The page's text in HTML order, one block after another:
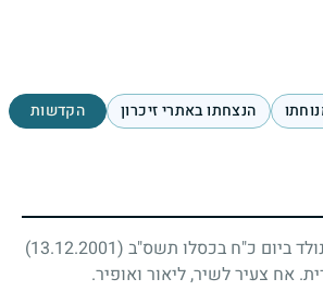
הנצחתו באתרי זיכרון הקדשות
ביום כ"ח בכסלו תשס"ב (13.12.2001)
אח צעיר לשיר, ליאור ואופיר.